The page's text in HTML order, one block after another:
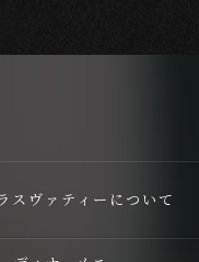
スヴァティーについて